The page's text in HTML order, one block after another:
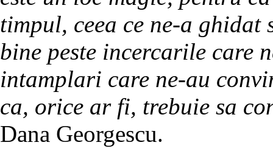
timpul, ceea ce ne-a ghidat
bine peste incercarile care
intamplari care ne-au
ca, orice ar fi, trebuie sa
Dana Georgescu.